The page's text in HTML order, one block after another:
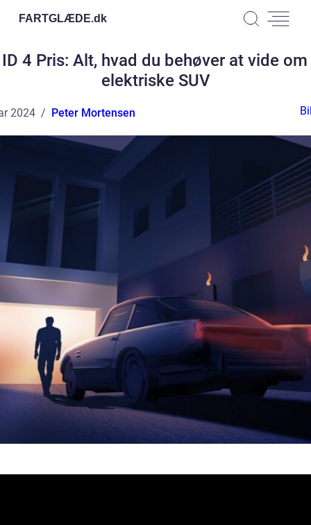
FARTGLÆDE.dk
4 Pris: Alt, hvad du behøver at vide
elektriske SUV
2024 Peter Mortensen